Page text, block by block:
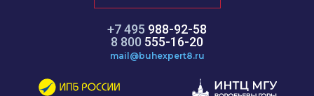
+7 495 988-92-58
8 800 555-16-20
mail@buhexpert8.ru